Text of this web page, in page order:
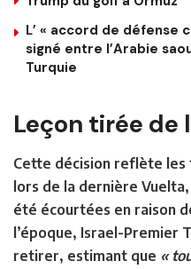
L’ « accord de défense
signé entre l’Arabie
Turquie
Leçon tirée de
Cette décision reflète les
lors de la dernière Vuelta
été écourtées en raison
l’époque, Israel-Premier
retirer, estimant que «